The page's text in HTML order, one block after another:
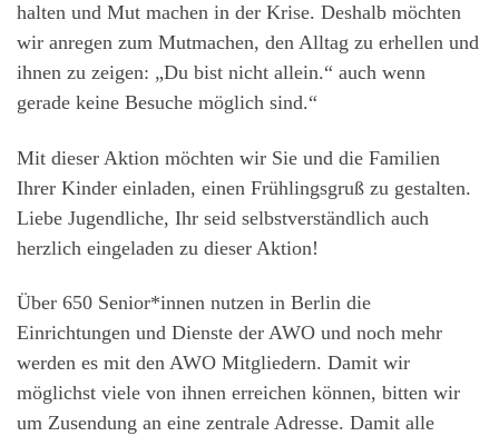
halten und Mut machen in der Krise. Deshalb möchten
wir anregen zum Mutmachen, den Alltag zu erhellen und
ihnen zu zeigen: „Du bist nicht allein.“ auch wenn
gerade keine Besuche möglich sind.“
Mit dieser Aktion möchten wir Sie und die Familien
Ihrer Kinder einladen, einen Frühlingsgruß zu gestalten.
Liebe Jugendliche, Ihr seid selbstverständlich auch
herzlich eingeladen zu dieser Aktion!
Über 650 Senior*innen nutzen in Berlin die
Einrichtungen und Dienste der AWO und noch mehr
werden es mit den AWO Mitgliedern. Damit wir
möglichst viele von ihnen erreichen können, bitten wir
um Zusendung an eine zentrale Adresse. Damit alle